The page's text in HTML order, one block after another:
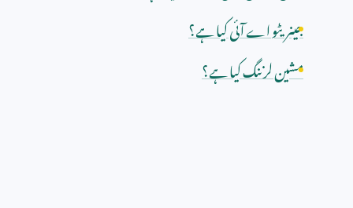
جینریٹو اے آئی کیا ہے؟
مشین لرننگ کیا ہے؟